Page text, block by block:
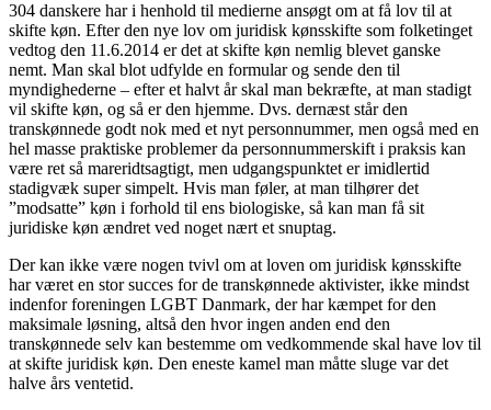
304 danskere har i henhold til medierne ansøgt om at få lov til at
skifte køn. Efter den nye lov om juridisk kønsskifte som folketinget
vedtog den 11.6.2014 er det at skifte køn nemlig blevet ganske
nemt. Man skal blot udfylde en formular og sende den til
myndighederne – efter et halvt år skal man bekræfte, at man stadigt
vil skifte køn, og så er den hjemme. Dvs. dernæst står den
transkønnede godt nok med et nyt personnummer, men også med en
hel masse praktiske problemer da personnummerskift i praksis kan
være ret så mareridtsagtigt, men udgangspunktet er imidlertid
stadigvæk super simpelt. Hvis man føler, at man tilhører det
”modsatte” køn i forhold til ens biologiske, så kan man få sit
juridiske køn ændret ved noget nært et snuptag.
Der kan ikke være nogen tvivl om at loven om juridisk kønsskifte
har været en stor succes for de transkønnede aktivister, ikke mindst
indenfor foreningen LGBT Danmark, der har kæmpet for den
maksimale løsning, altså den hvor ingen anden end den
transkønnede selv kan bestemme om vedkommende skal have lov til
at skifte juridisk køn. Den eneste kamel man måtte sluge var det
halve års ventetid.